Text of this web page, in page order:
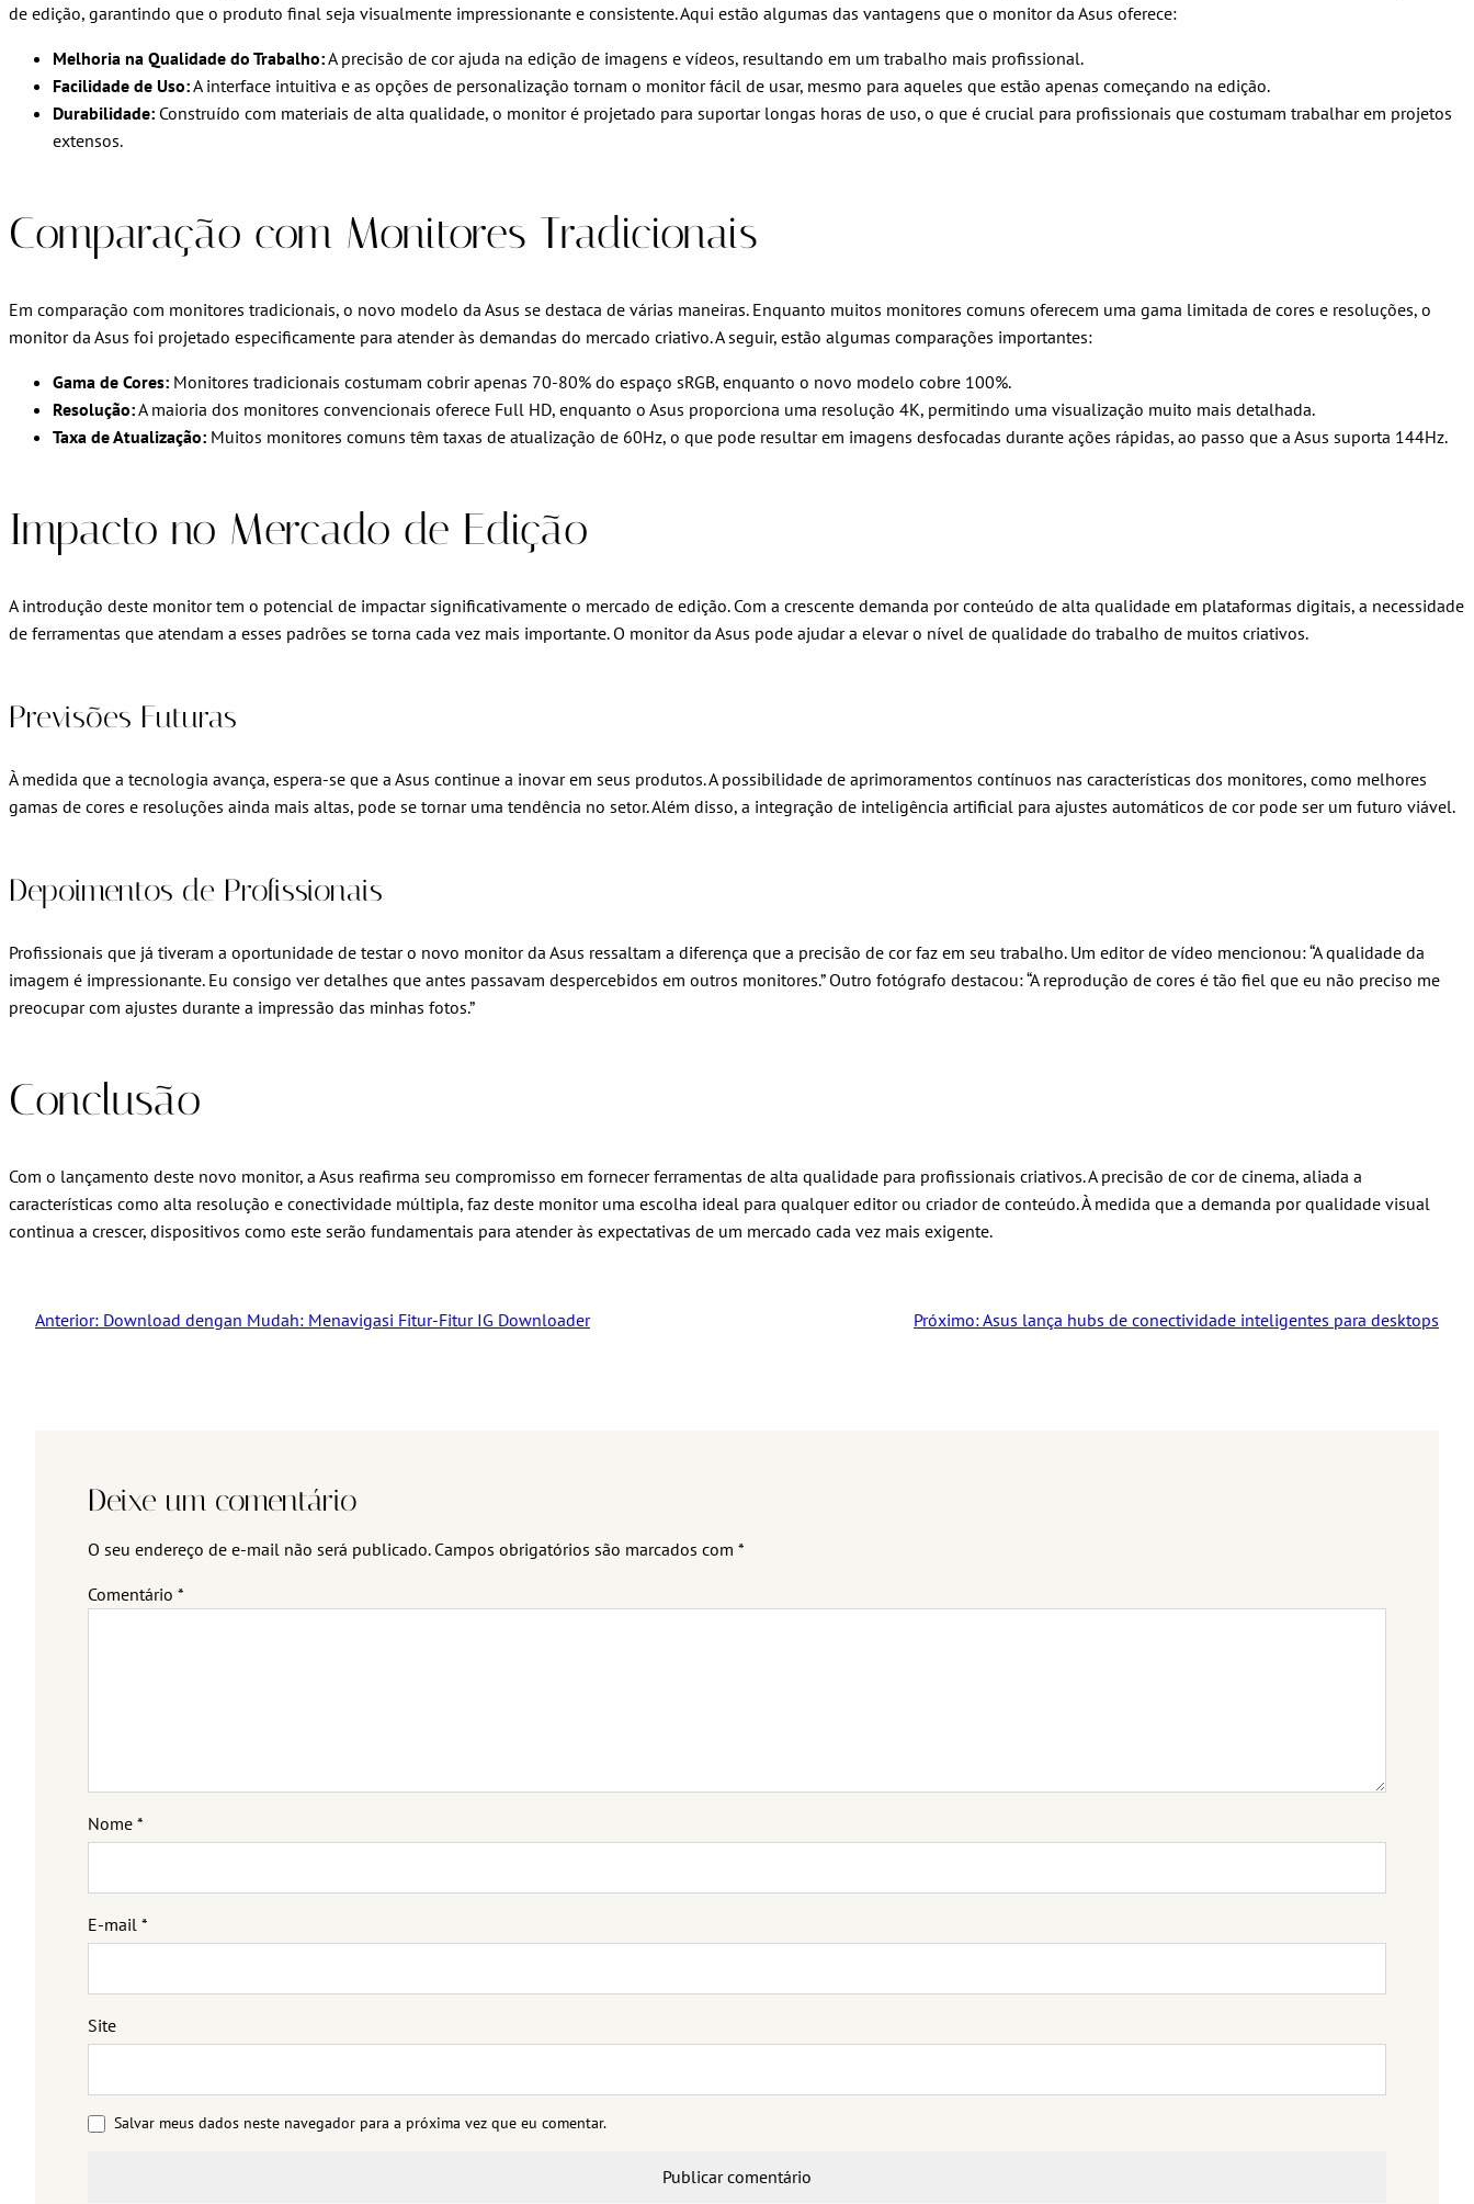
de edição, garantindo que o produto final seja visualmente impressionante e consistente. Aqui estão algumas das vantagens que o monitor da Asus oferece:
Melhoria na Qualidade do Trabalho:A precisão de cor ajuda na edição de imagens e vídeos, resultando em um trabalho mais profissional.
Facilidade de Uso:A interface intuitiva e as opções de personalização tornam o monitor fácil de usar, mesmo para aqueles que estão apenas começando na edição.
Durabilidade: Construído com materiais de alta qualidade, o monitor é projetado para suportar longas horas de uso, o que é crucial para profissionais que costumam trabalhar em projetos
extensos.
Comparação com Monitores Tradicionais
Em comparação com monitores tradicionais, o novo modelo da Asus se destaca de várias maneiras. Enquanto muitos monitores comuns oferecem uma gama limitada de cores e resoluções, o
monitor da Asus foi projetado especificamente para atender às demandas do mercado criativo. A seguir, estão algumas comparações importantes:
Gama de Cores: Monitores tradicionais costumam cobrir apenas 70-80% do espaço sRGB, enquanto o novo modelo cobre 100%.
Resolução:A maioria dos monitores convencionais oferece Full HD, enquanto o Asus proporciona uma resolução 4K, permitindo uma visualização muito mais detalhada.
Taxa de Atualização: Muitos monitores comuns têm taxas de atualização de 60Hz, o que pode resultar em imagens desfocadas durante ações rápidas, ao passo que a Asus suporta 144Hz.
Impacto no Mercado de Edição
A introdução deste monitor tem o potencial de impactar significativamente o mercado de edição. Com a crescente demanda por conteúdo de alta qualidade em plataformas digitais, a necessidade
de ferramentas que atendam a esses padrões se torna cada vez mais importante. O monitor da Asus pode ajudar a elevar o nível de qualidade do trabalho de muitos criativos.
Previsões Futuras
À medida que a tecnologia avança, espera-se que a Asus continue a inovar em seus produtos. A possibilidade de aprimoramentos contínuos nas características dos monitores, como melhores
gamas de cores e resoluções ainda mais altas, pode se tornar uma tendência no setor. Além disso, a integração de inteligência artificial para ajustes automáticos de cor pode ser um futuro viável.
Depoimentos de Profissionais
Profissionais que já tiveram a oportunidade de testar o novo monitor da Asus ressaltam a diferença que a precisão de cor faz em seu trabalho. Um editor de vídeo mencionou: “A qualidade da
imagem é impressionante. Eu consigo ver detalhes que antes passavam despercebidos em outros monitores.” Outro fotógrafo destacou: “A reprodução de cores é tão fiel que eu não preciso me
preocupar com ajustes durante a impressão das minhas fotos.”
Conclusão
Com o lançamento deste novo monitor, a Asus reafirma seu compromisso em fornecer ferramentas de alta qualidade para profissionais criativos. A precisão de cor de cinema, aliada a
características como alta resolução e conectividade múltipla, faz deste monitor uma escolha ideal para qualquer editor ou criador de conteúdo. À medida que a demanda por qualidade visual
continua a crescer, dispositivos como este serão fundamentais para atender às expectativas de um mercado cada vez mais exigente.
Anterior: Download dengan Mudah: Menavigasi Fitur-Fitur IG Downloader Próximo:Asus lança hubs de conectividade inteligentes para desktops
Deixe um comentário
O seu endereço de e-mail não será publicado. Campos obrigatórios são marcados com *
Comentário *
Nome *
E-mail *
Site
Salvar meus dados neste navegador para a próxima vez que eu comentar.